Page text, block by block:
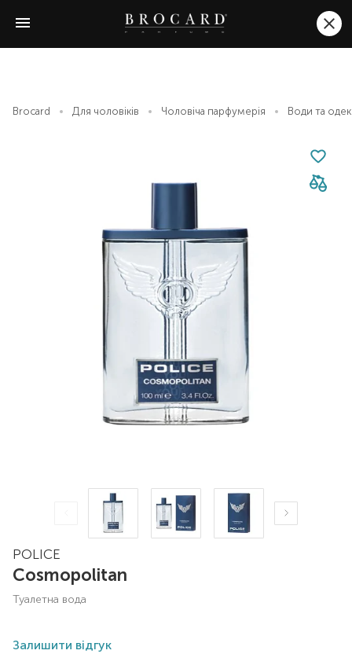
Brocard Для чоловіків Чоловіча парфумерія Води та
POLICE
Cosmopolitan
туалетна вода
Залишити відгук